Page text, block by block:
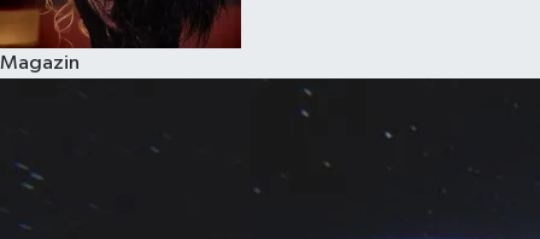
Magazin